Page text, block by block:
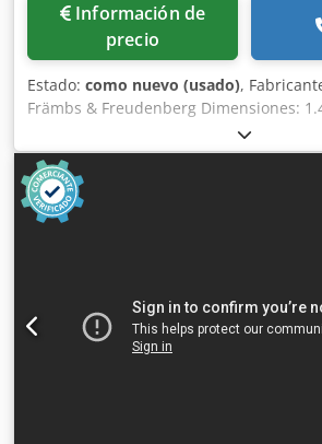
Información de
precio
Estado: como nuevo (usado),
Främbs & Freudenberg Dimensiones:
– Sistema de transmisión Dwsdpfx Ajg
Árboles de transmisión – Elementos de
máquina de cribado ha sido
pintada.